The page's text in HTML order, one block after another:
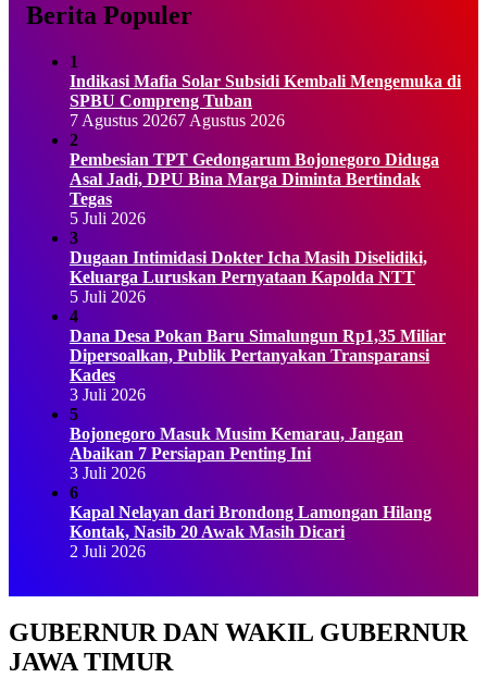
Berita Populer
1
Indikasi Mafia Solar Subsidi Kembali Mengemuka di
SPBU Compreng Tuban
7 Agustus 20267 Agustus 2026
2
Pembesian TPT Gedongarum Bojonegoro Diduga
Asal Jadi, DPU Bina Marga Diminta Bertindak
Tegas
5 Juli 2026
3
Dugaan Intimidasi Dokter Icha Masih Diselidiki,
Keluarga Luruskan Pernyataan Kapolda NTT
5 Juli 2026
4
Dana Desa Pokan Baru Simalungun Rp1,35 Miliar
Dipersoalkan, Publik Pertanyakan Transparansi
Kades
3 Juli 2026
5
Bojonegoro Masuk Musim Kemarau, Jangan
Abaikan 7 Persiapan Penting Ini
3 Juli 2026
6
Kapal Nelayan dari Brondong Lamongan Hilang
Kontak, Nasib 20 Awak Masih Dicari
2 Juli 2026
GUBERNUR DAN WAKIL GUBERNUR
JAWA TIMUR